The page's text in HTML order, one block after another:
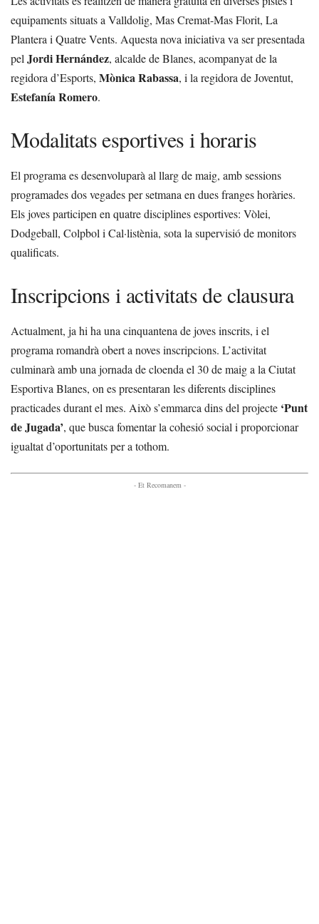
equipaments situats a Valldolig, Mas Cremat-Mas Florit, La
Plantera i Quatre Vents. Aquesta nova iniciativa va ser presentada
pelJordi Hernández, alcalde de Blanes, acompanyat de la
regidora d’Esports, Mònica Rabassa, i la regidora de Joventut,
Estefanía Romero.
Modalitats esportives i horaris
El programa es desenvoluparà al llarg de maig, amb sessions
programades dos vegades per setmana en dues franges horàries.
Els joves participen en quatre disciplines esportives: Vòlei,
Dodgeball, Colpbol i Cal·listènia, sota la supervisió de monitors
qualificats.
Inscripcions i activitats de clausura
Actualment, ja hi ha una cinquantena de joves inscrits, i el
programa romandrà obert a noves inscripcions. L’activitat
culminarà amb una jornada de cloenda el 30 de maig a la Ciutat
Esportiva Blanes, on es presentaran les diferents disciplines
practicades durant el mes. Això s’emmarca dins del projecte ‘Punt
de Jugada’, que busca fomentar la cohesió social i proporcionar
igualtat d’oportunitats per a tothom.
- Et Recomanem -